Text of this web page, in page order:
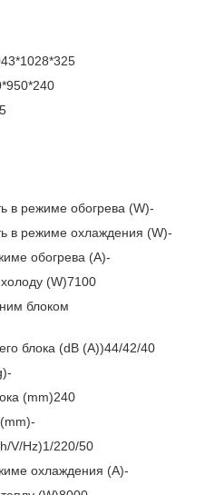
в режиме обогрева (W)-
в режиме охлаждения (W)-
обогрева (A)-
(W)7100
блоком
блока (dB (A))44/42/40
(mm)240
V/Hz)1/220/50
охлаждения (A)-